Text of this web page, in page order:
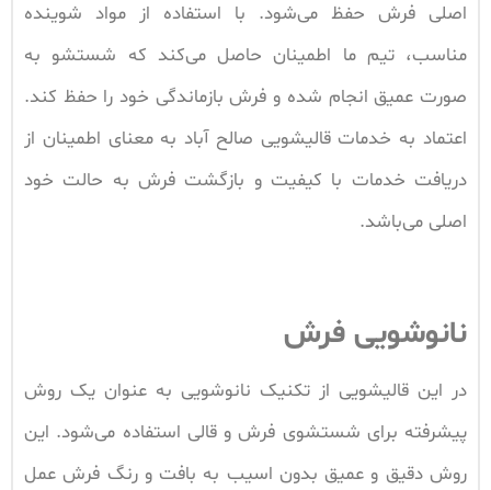
اصلی فرش حفظ می‌شود. با استفاده از مواد شوینده
مناسب، تیم ما اطمینان حاصل می‌کند که شستشو به
صورت عمیق انجام شده و فرش بازماندگی خود را حفظ کند.
اعتماد به خدمات قالیشویی صالح‌ آباد به معنای اطمینان از
دریافت خدمات با کیفیت و بازگشت فرش به حالت خود
اصلی می‌باشد.
نانوشویی فرش
در این قالیشویی از تکنیک نانوشویی به عنوان یک روش
پیشرفته برای شستشوی فرش و قالی استفاده می‌شود. این
روش دقیق و عمیق بدون اسیب به بافت و رنگ فرش عمل